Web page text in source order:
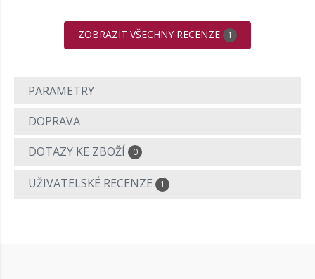
ZOBRAZIT VŠECHNY RECENZE 1
PARAMETRY
DOPRAVA
DOTAZY KE ZBOŽÍ
0
UŽIVATELSKÉ RECENZE 1